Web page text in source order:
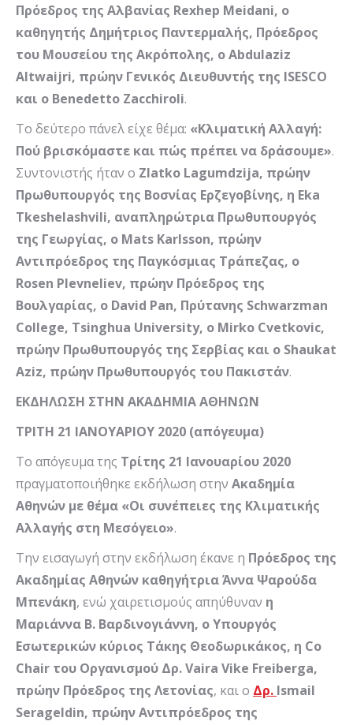
Πρόεδρος της Αλβανίας Rexhep Meidani, ο
καθηγητής Δημήτριος Παντερμαλής, Πρόεδρος
του Μουσείου της Ακρόπολης, oAbdulaziz
Altwaijri, πρώην Γενικός Διευθυντής της ISESCO
και ο Benedetto Zacchiroli.
Το δεύτερο πάνελ είχε θέμα: «Κλιματική Αλλαγή:
Πού βρισκόμαστε και πώς πρέπει να δράσουμε».
Συντονιστής ήταν ο Zlatko Lagumdzija, πρώην
Πρωθυπουργός της Βοσνίας Ερζεγοβίνης, η Eka
Tkeshelashvili, αναπληρώτρια Πρωθυπουργός
της Γεωργίας, ο Mats Karlsson, πρώην
Αντιπρόεδρος της Παγκόσμιας Τράπεζας, ο
Rosen Plevneliev, πρώην Πρόεδρος της
Βουλγαρίας, o David Pan, Πρύτανης Schwarzman
College, Tsinghua University, o Mirko Cvetkovic,
πρώην Πρωθυπουργός της Σερβίας και ο Shaukat
Aziz, πρώην Πρωθυπουργός του Πακιστάν.
ΕΚΔΗΛΩΣΗ ΣΤΗΝ ΑΚΑΔΗΜΙΑ ΑΘΗΝΩΝ
ΤΡΙΤΗ 21 ΙΑΝΟΥΑΡΙΟΥ 2020 (απόγευμα)
Το απόγευμα της Τρίτης 21 Ιανουαρίου 2020
πραγματοποιήθηκε εκδήλωση στην Ακαδημία
Αθηνών με θέμα «Οι συνέπειες της Κλιματικής
Αλλαγής στη Μεσόγειο».
Την εισαγωγή στην εκδήλωση έκανε η Πρόεδρος της
Ακαδημίας Αθηνών καθηγήτρια Άννα Ψαρούδα
Μπενάκη, ενώ χαιρετισμούς απηύθυναν η
Μαριάννα Β. Βαρδινογιάννη, ο Υπουργός
Εσωτερικών κύριος Τάκης Θεοδωρικάκος, η Co
Chair του Οργανισμού Δρ.Vaira Vike Freiberga,
πρώην Πρόεδρος της Λετονίας, και ο Δρ. Ismail
Serageldin, πρώην Αντιπρόεδρος της